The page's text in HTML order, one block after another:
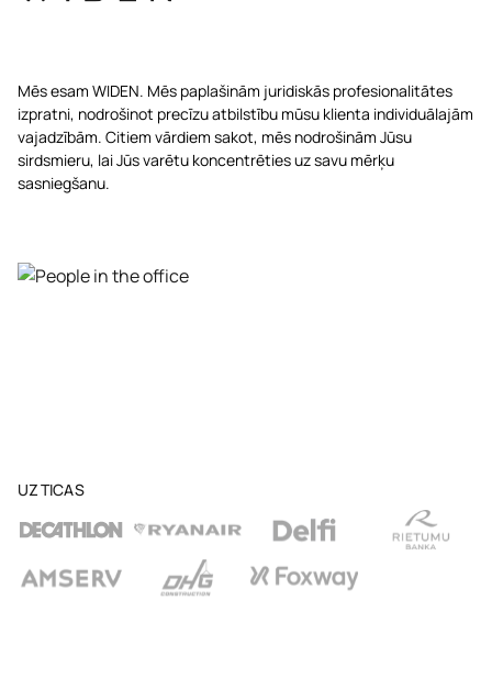
Mēs esam WIDEN. Mēs paplašinām juridiskās profesionalitātes
izpratni, nodrošinot precīzuatbilstību mūsu klienta individuālajām
vajadzībām. Citiem vārdiem sakot, mēs nodrošinām Jūsu
sirdsmieru, lai Jūs varētu koncentrēties uz savu mērķu
sasniegšanu.
UZTICAS